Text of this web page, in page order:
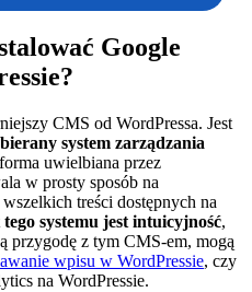
Google
CMS od WordPressa. Jest
system zarządzania
uwielbiana przez
w prosty sposób na
treści dostępnych na
systemu jest intuicyjność,
przygodę z tym CMS-em, mogą
wpisu w WordPressie, czy
na WordPressie.